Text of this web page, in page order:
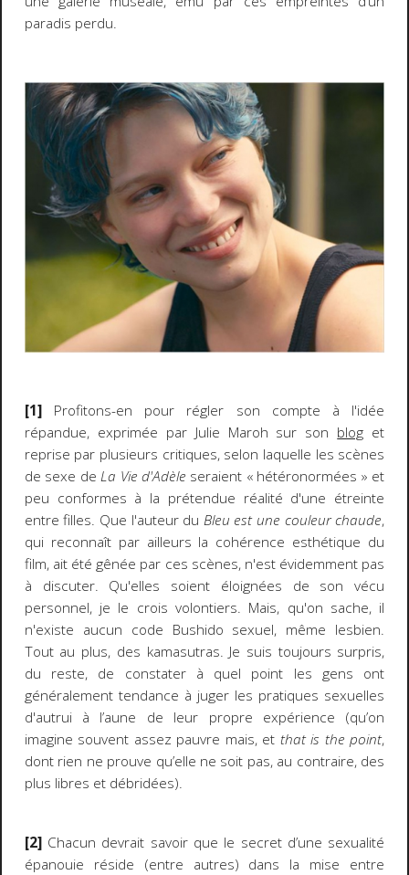
paradis perdu.
[1] Profitons-en pour régler son compte à l'idée
répandue, exprimée par Julie Maroh sur son blog et
reprise par plusieurs critiques, selon laquelle les scènes
de sexe deLa Vie d'Adèle seraient « hétéronormées » et
peu conformes à la prétendue réalité d'une étreinte
entre filles. Que l'auteur du Bleu est une couleur chaude,
qui reconnaît par ailleurs la cohérence esthétique du
film, ait été gênée par ces scènes, n'est évidemment pas
à discuter. Qu'elles soient éloignées de son vécu
personnel, je le crois volontiers. Mais, qu'on sache, il
n'existe aucun code Bushido sexuel, même lesbien.
Tout au plus, des kamasutras. Je suis toujours surpris,
du reste, de constater à quel point les gens ont
généralement tendance à juger les pratiques sexuelles
d'autrui à l’aune de leur propre expérience (qu’on
imagine souvent assez pauvre mais, et that is the point,
dont rien ne prouve qu’elle ne soit pas, au contraire, des
plus libres et débridées).
[2]Chacun devrait savoir que le secret d’une sexualité
épanouie réside (entre autres) dans la mise entre